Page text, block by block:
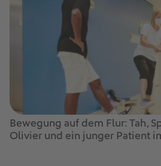
Bewegung auf dem Flur: Tah,
Olivier und ein junger Patient